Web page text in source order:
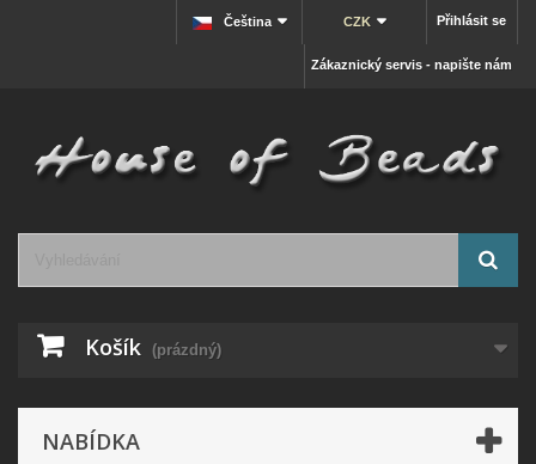
Přihlásit se
CZK
Čeština
Zákaznický servis - napište nám
Košík (prázdný)
NABÍDKA